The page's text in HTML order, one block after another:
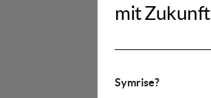
mit Zukunft
Symrise?